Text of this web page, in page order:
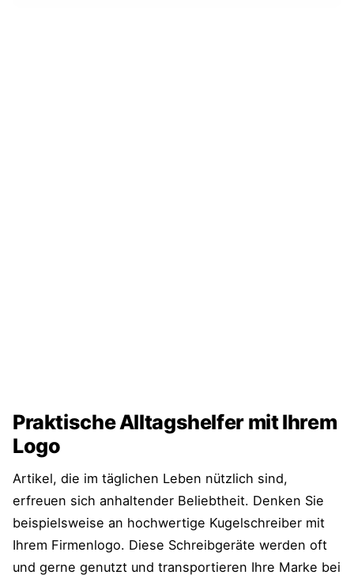
Praktische Alltagshelfer mit Ihrem
Logo
Artikel, die im täglichen Leben nützlich sind,
erfreuen sich anhaltender Beliebtheit. Denken Sie
beispielsweise an hochwertige Kugelschreiber mit
Ihrem Firmenlogo. Diese Schreibgeräte werden oft
und gerne genutzt und transportieren Ihre Marke bei